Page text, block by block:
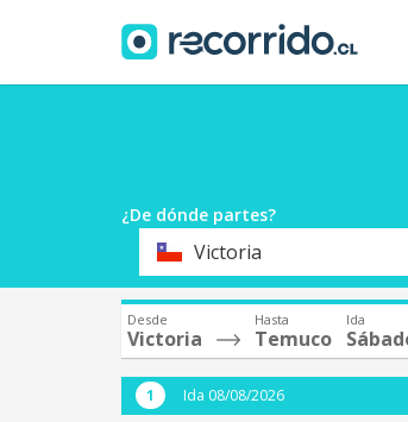
¿De dónde partes?
Origen Victoria
Desde
Victoria
Hasta
Temuco
Ida
Ida 08/08/2026